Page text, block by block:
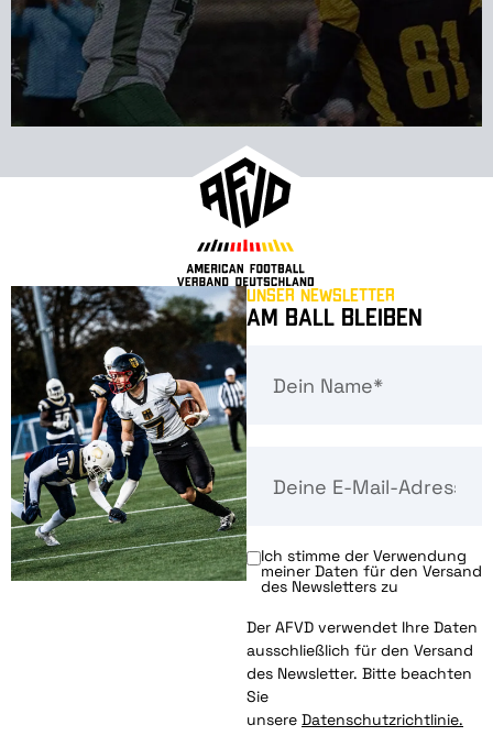
Unser Newsletter
Am Ball bleiben
Ich stimme der Verwendung
meiner Daten für den Versand
des Newsletters zu
Der AFVD verwendet Ihre Daten
ausschließlich für den Versand
des Newsletter. Bitte beachten
Sie
unsere Datenschutzrichtlinie.